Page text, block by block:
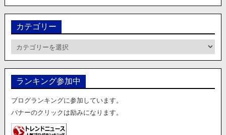
カテゴリー
テ
リ
ランキング参加中
ブログランキングに参加しています。
バナーのクリックは励みになります。